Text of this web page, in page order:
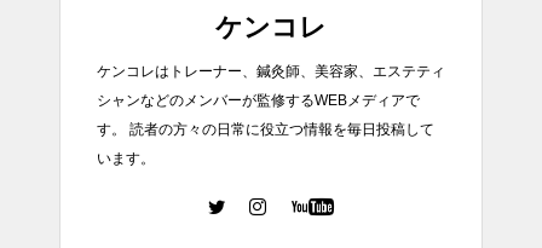
ケンコレ
ケンコレはトレーナー、鍼灸師、美容家、エステティ
シャンなどのメンバーが監修するWEBメディアで
す。 読者の方々の日常に役立つ情報を毎日投稿して
います。